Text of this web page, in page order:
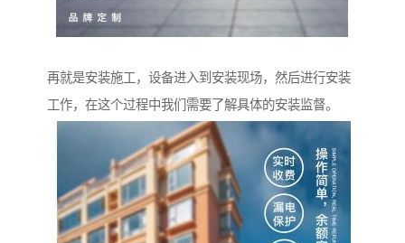
再就是安装施工，设备进入到安装现场，然后进行安装
工作，在这个过程中我们需要了解具体的安装监督。